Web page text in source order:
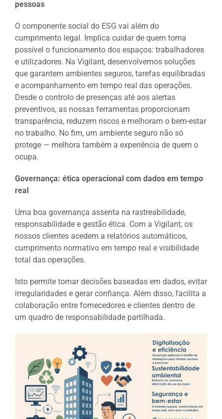
pessoas
O componente social do ESG vai além do
cumprimento legal. Implica cuidar de quem torna
possível o funcionamento dos espaços: trabalhadores
e utilizadores. Na Vigilant, desenvolvemos soluções
que garantem ambientes seguros, tarefas equilibradas
e acompanhamento em tempo real das operações.
Desde o controlo de presenças até aos alertas
preventivos, as nossas ferramentas proporcionam
transparência, reduzem riscos e melhoram o bem-estar
no trabalho. No fim, um ambiente seguro não só
protege — melhora também a experiência de quem o
ocupa.
Governança: ética operacional com dados em tempo
real
Uma boa governança assenta na rastreabilidade,
responsabilidade e gestão ética. Com a Vigilant, os
nossos clientes acedem a relatórios automáticos,
cumprimento normativo em tempo real e visibilidade
total das operações.
Isto permite tomar decisões baseadas em dados, evitar
irregularidades e gerar confiança. Além disso, facilita a
colaboração entre fornecedores e clientes dentro de
um quadro de responsabilidade partilhada.